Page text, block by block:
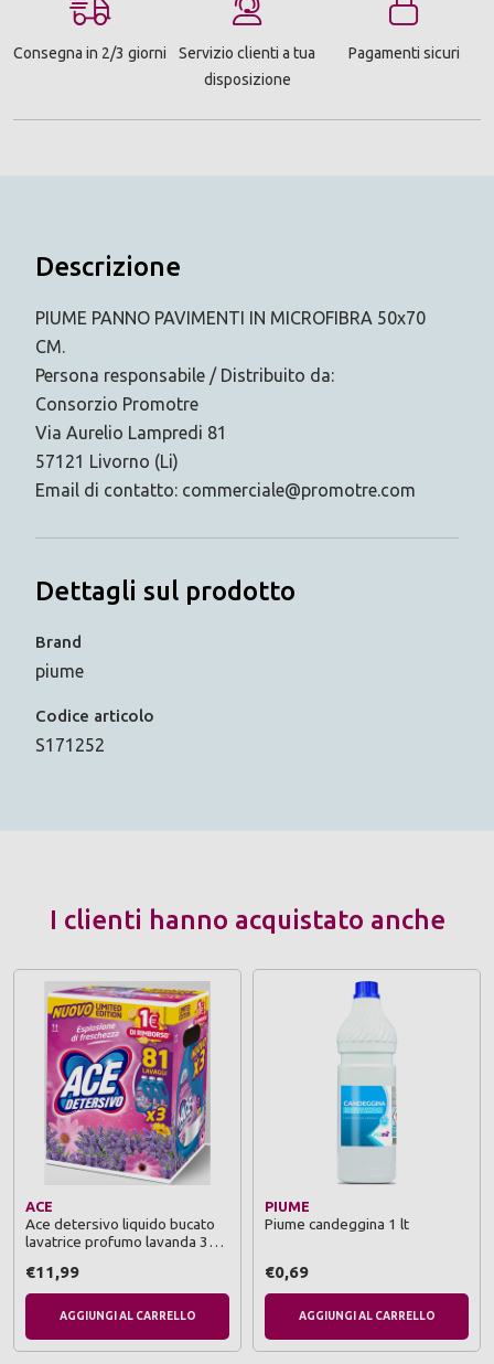
Consegna in 2/3 giorni
Servizio clienti a tua
disposizione
Pagamenti sicuri
Descrizione
PIUME PANNO PAVIMENTI IN MICROFIBRA 50x70
CM.
Persona responsabile / Distribuito da:
Consorzio Promotre
Via Aurelio Lampredi 81
57121 Livorno (Li)
Email di contatto: commerciale@promotre.com
Dettagli sul prodotto
Brand
piume
Codice articolo
S171252
I clienti hanno acquistato anche
ACE
Ace detersivo liquido bucato
lavatrice profumo lavanda 3
€11,99
AGGIUNGI AL CARRELLO
PIUME
Piume candeggina 1 lt
€0,69
AGGIUNGI AL CARRELLO